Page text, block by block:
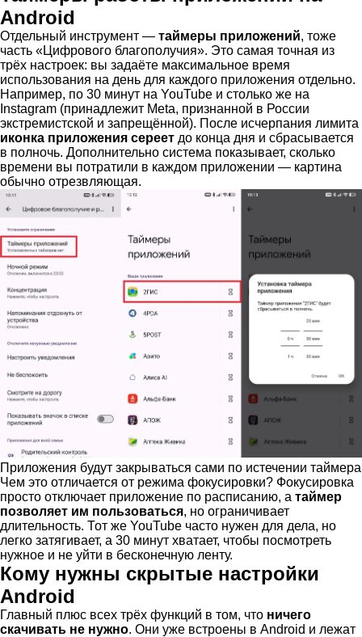
Android
Отдельный инструмент — таймеры приложений, тоже
часть «Цифрового благополучия». Это самая точная из
трёх настроек: вы задаёте максимальное время
использования на день для каждого приложения отдельно.
Например, по 30 минут на YouTube и столько же на
Instagram (принадлежит Meta, признанной в России
экстремистской и запрещённой). После исчерпания лимита
иконка приложения сереет до конца дня и сбрасывается
в полночь. Дополнительно система показывает, сколько
времени вы потратили в каждом приложении — картина
обычно отрезвляющая.
Приложения будут закрываться сами по истечении таймера
Чем это отличается от режима фокусировки? Фокусировка
просто отключает приложение по расписанию, а таймер
позволяет им пользоваться, но ограничивает
длительность. Тот же YouTube часто нужен для дела, но
легко затягивает, а 30 минут хватает, чтобы посмотреть
нужное и не уйти в бесконечную ленту.
Кому нужны скрытые настройки
Android
Главный плюс всех трёх функций в том, что ничего
скачивать не нужно. Они уже встроены в Android и лежат